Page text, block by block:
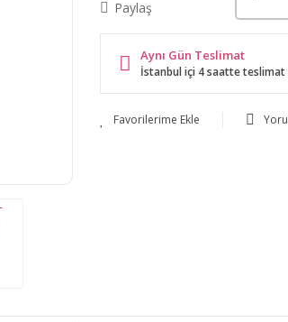
Paylaş
Aynı Gün Teslimat
İstanbul içi 4 saatte teslimat